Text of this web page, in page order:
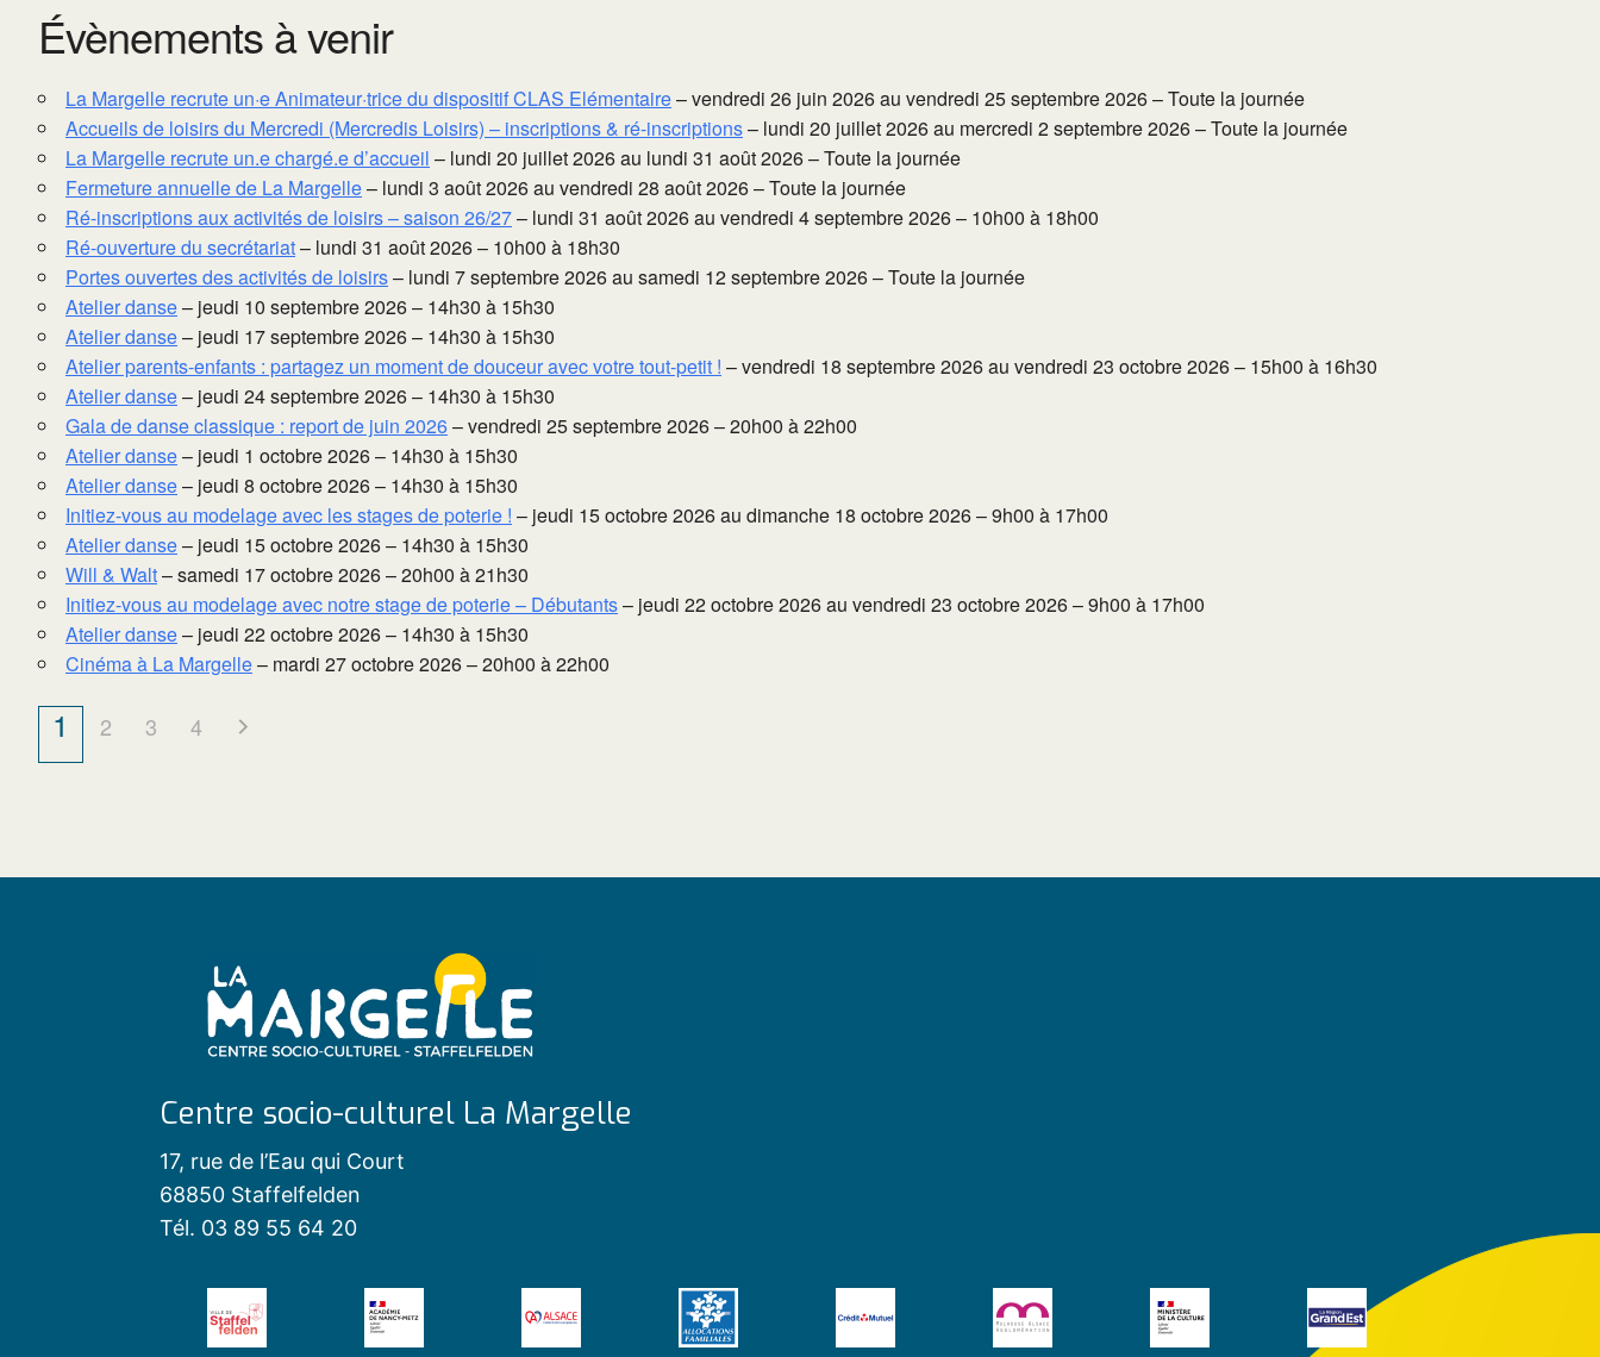
Évènements à venir
La Margelle recrute un·e Animateur·trice du dispositif CLAS Elémentaire– vendredi 26 juin 2026 au vendredi 25 septembre 2026 – Toute la journée
Accueils de loisirs du Mercredi (Mercredis Loisirs) – inscriptions & ré-inscriptions– lundi 20 juillet 2026 au mercredi 2 septembre 2026 – Toute la journée
La Margelle recrute un.e chargé.e d’accueil – lundi 20 juillet 2026 au lundi 31 août 2026 – Toute la journée
Fermeture annuelle de La Margelle– lundi 3 août 2026 au vendredi 28 août 2026 – Toute la journée
Ré-inscriptions aux activités de loisirs – saison 26/27– lundi 31 août 2026 au vendredi 4 septembre 2026 – 10h00 à 18h00
Ré-ouverture du secrétariat– lundi 31 août 2026 – 10h00 à 18h30
Portes ouvertes des activités de loisirs– lundi 7 septembre 2026 au samedi 12 septembre 2026 – Toute la journée
Atelier danse– jeudi 10 septembre 2026 – 14h30 à 15h30
Atelier danse– jeudi 17 septembre 2026 – 14h30 à 15h30
Atelier parents-enfants : partagez un moment de douceur avec votre tout-petit ! – vendredi 18 septembre 2026 au vendredi 23 octobre 2026 – 15h00 à 16h30
Atelier danse– jeudi 24 septembre 2026 – 14h30 à 15h30
Gala de danse classique : report de juin 2026– vendredi 25 septembre 2026 – 20h00 à 22h00
Atelier danse– jeudi 1 octobre 2026 – 14h30 à 15h30
Atelier danse– jeudi 8 octobre 2026 – 14h30 à 15h30
Initiez-vous au modelage avec les stages de poterie ! – jeudi 15 octobre 2026 au dimanche 18 octobre 2026 – 9h00 à 17h00
Atelier danse– jeudi 15 octobre 2026 – 14h30 à 15h30
Will & Walt– samedi 17 octobre 2026 – 20h00 à 21h30
Initiez-vous au modelage avec notre stage de poterie – Débutants– jeudi 22 octobre 2026 au vendredi 23 octobre 2026 – 9h00 à 17h00
Atelier danse– jeudi 22 octobre 2026 – 14h30 à 15h30
Cinéma à La Margelle– mardi 27 octobre 2026 – 20h00 à 22h00
1 2 3 4
Centre socio-culturel La Margelle
17, rue de l’Eau qui Court
68850 Staffelfelden
Tél. 03 89 55 64 20